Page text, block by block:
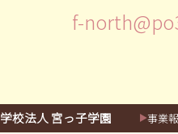
f-
学校法人 宮っ子学園 事業